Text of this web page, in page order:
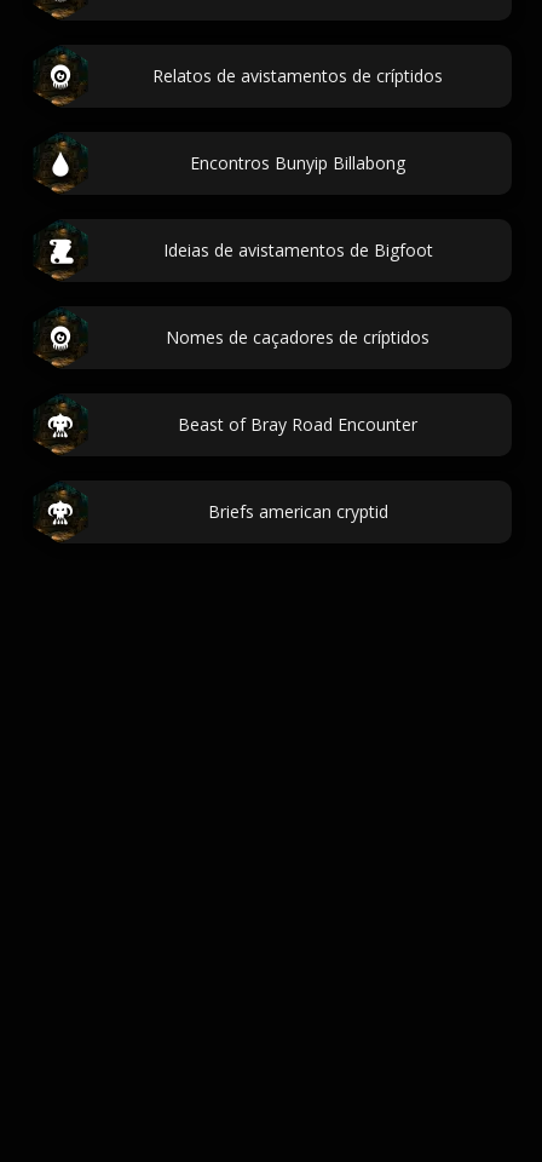
Relatos de avistamentos de críptidos
Encontros Bunyip Billabong
Ideias de avistamentos de Bigfoot
Nomes de caçadores de críptidos
Beast of Bray Road Encounter
Briefs american cryptid